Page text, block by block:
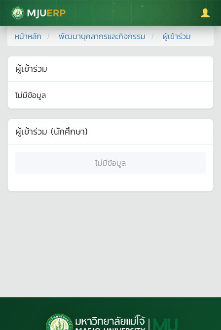
มหาวิทยาลัยแม่โจ้
หน้าหลัก พัฒนาบุคลากรและกิจกรรม ผู้เข้าร่วม
ผู้เข้าร่วม
ไม่มีข้อมูล
ผู้เข้าร่วม (นักศึกษา)
ไม่มีข้อมูล